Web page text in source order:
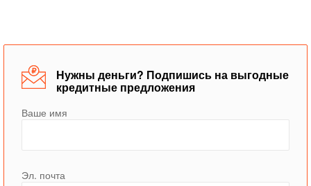
Нужны деньги? Подпишись на выгодные
кредитные предложения
Ваше имя
Эл. почта